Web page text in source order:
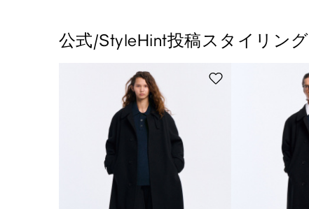
公式/StyleHint投稿スタイリング